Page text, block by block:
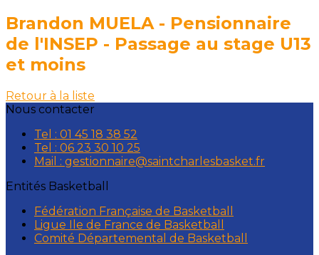
Brandon MUELA - Pensionnaire
de l'INSEP - Passage au stage U13
et moins
Retour à la liste
Nous contacter
Tel : 01 45 18 38 52
Tel : 06 23 30 10 25
Mail : gestionnaire@saintcharlesbasket.fr
Entités Basketball
Fédération Française de Basketball
Ligue Ile de France de Basketball
Comité Départemental de Basketball